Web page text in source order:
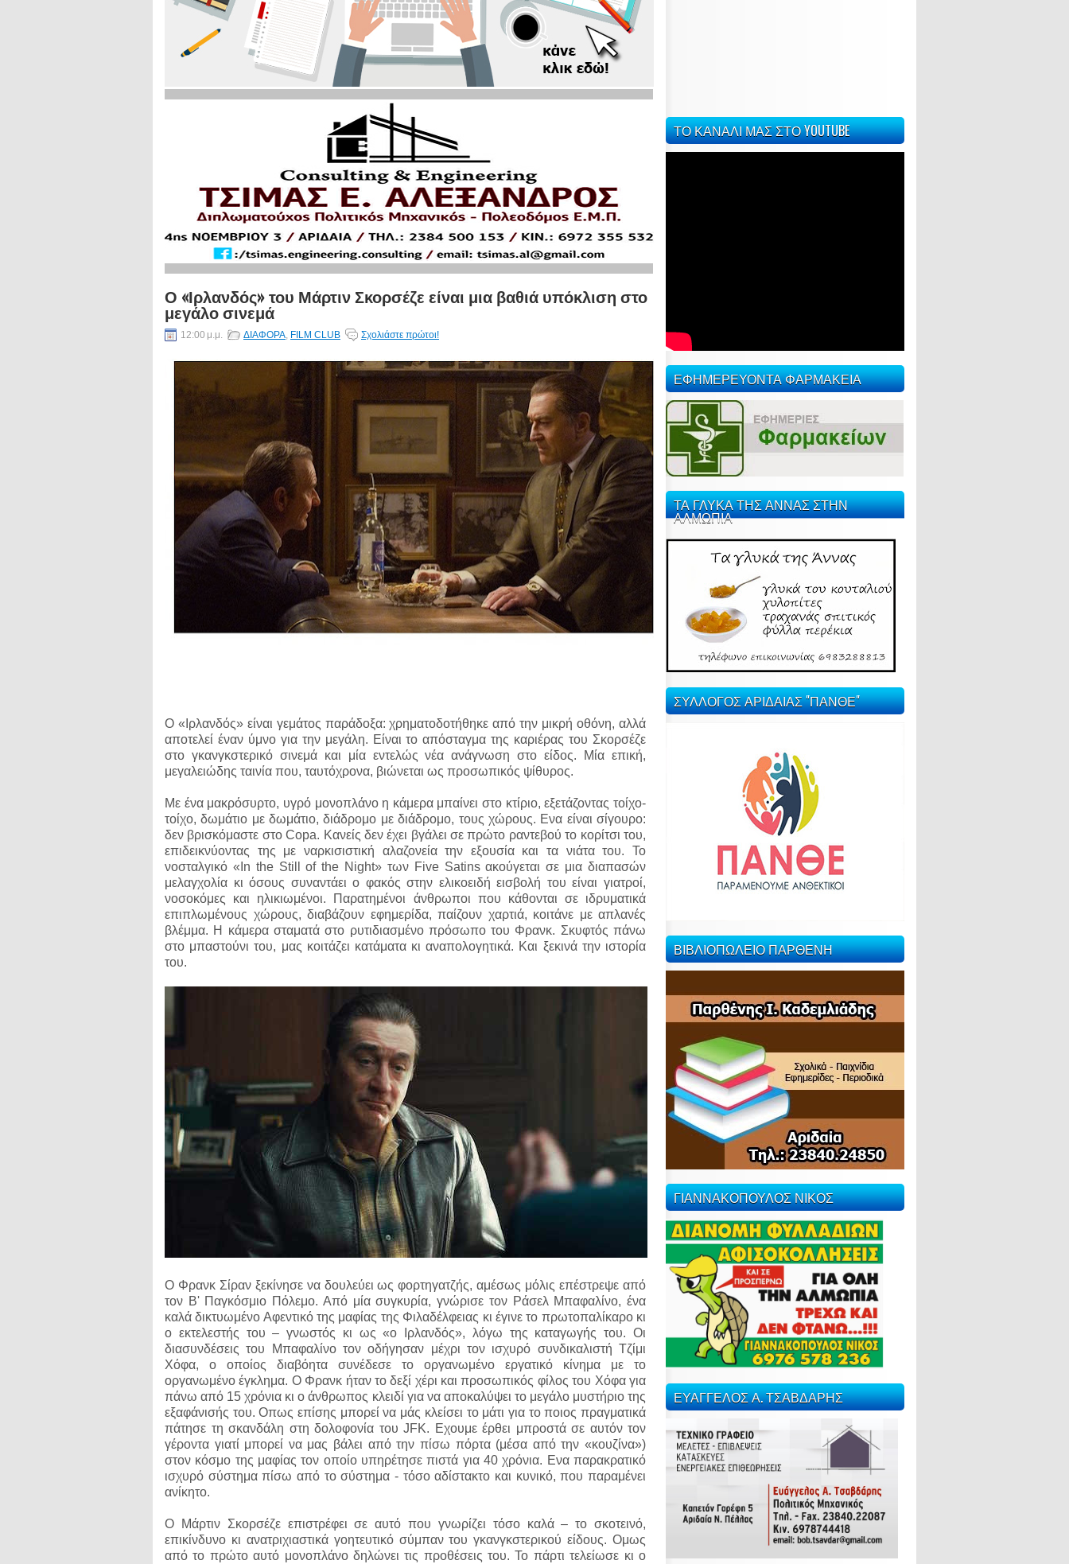
Ο «Ιρλανδός» του Μάρτιν Σκορσέζε είναι μια βαθιά υπόκλιση στο
μεγάλο σινεμά
12:00 μ.μ. ΔΙΑΦΟΡΑ, FILM CLUB Σχολιάστε πρώτοι!
Ο «Ιρλανδός» είναι γεμάτος παράδοξα: χρηματοδοτήθηκε από την μικρή οθόνη, αλλά
αποτελεί έναν ύμνο για την μεγάλη. Είναι το απόσταγμα της καριέρας του Σκορσέζε
στο γκανγκστερικό σινεμά και μία εντελώς νέα ανάγνωση στο είδος. Μία επική,
μεγαλειώδης ταινία που, ταυτόχρονα, βιώνεται ως προσωπικός ψίθυρος.
Mε ένα μακρόσυρτο, υγρό μονοπλάνο η κάμερα μπαίνει στο κτίριο, εξετάζοντας τοίχο-
τοίχο, δωμάτιο με δωμάτιο, διάδρομο με διάδρομο, τους χώρους. Ενα είναι σίγουρο:
δεν βρισκόμαστε στο Copa. Κανείς δεν έχει βγάλει σε πρώτο ραντεβού το κορίτσι του,
επιδεικνύοντας της με ναρκισιστική αλαζονεία την εξουσία και τα νιάτα του. Το
νοσταλγικό «In the Still of the Night» των Five Satins ακούγεται σε μια διαπασών
μελαγχολία κι όσους συναντάει ο φακός στην ελικοειδή εισβολή του είναι γιατροί,
νοσοκόμες και ηλικιωμένοι. Παρατημένοι άνθρωποι που κάθονται σε ιδρυματικά
επιπλωμένους χώρους, διαβάζουν εφημερίδα, παίζουν χαρτιά, κοιτάνε με απλανές
βλέμμα. Η κάμερα σταματά στο ρυτιδιασμένο πρόσωπο του Φρανκ. Σκυφτός πάνω
στο μπαστούνι του, μας κοιτάζει κατάματα κι αναπολογητικά. Και ξεκινά την ιστορία
του.
Ο Φρανκ Σίραν ξεκίνησε να δουλεύει ως φορτηγατζής, αμέσως μόλις επέστρεψε από
τον Β' Παγκόσμιο Πόλεμο. Από μία συγκυρία, γνώρισε τον Ράσελ Μπαφαλίνο, ένα
καλά δικτυωμένο Αφεντικό της μαφίας της Φιλαδέλφειας κι έγινε το πρωτοπαλίκαρο κι
ο εκτελεστής του – γνωστός κι ως «ο Ιρλανδός», λόγω της καταγωγής του. Οι
διασυνδέσεις του Μπαφαλίνο τον οδήγησαν μέχρι τον ισχυρό συνδικαλιστή Τζίμι
Χόφα, ο οποίος διαβόητα συνέδεσε το οργανωμένο εργατικό κίνημα με το
οργανωμένο έγκλημα. Ο Φρανκ ήταν το δεξί χέρι και προσωπικός φίλος του Χόφα για
πάνω από 15 χρόνια κι ο άνθρωπος κλειδί για να αποκαλύψει το μεγάλο μυστήριο της
εξαφάνισής του. Οπως επίσης μπορεί να μάς κλείσει το μάτι για το ποιος πραγματικά
πάτησε τη σκανδάλη στη δολοφονία του JFK. Εχουμε έρθει μπροστά σε αυτόν τον
γέροντα γιατί μπορεί να μας βάλει από την πίσω πόρτα (μέσα από την «κουζίνα»)
στον κόσμο της μαφίας τον οποίο υπηρέτησε πιστά για 40 χρόνια. Ενα παρακρατικό
ισχυρό σύστημα πίσω από το σύστημα - τόσο αδίστακτο και κυνικό, που παραμένει
ανίκητο.
Ο Μάρτιν Σκορσέζε επιστρέφει σε αυτό που γνωρίζει τόσο καλά – το σκοτεινό,
επικίνδυνο κι ανατριχιαστικά γοητευτικό σύμπαν του γκανγκστερικού είδους. Ομως
από το πρώτο αυτό μονοπλάνο δηλώνει τις προθέσεις του. Το πάρτι τελείωσε κι ο
ΤΟ ΚΑΝΑΛΙ ΜΑΣ ΣΤΟ YOUTUBE
ΕΦΗΜΕΡΕΥΟΝΤΑ ΦΑΡΜΑΚΕΙΑ
ΤΑ ΓΛΥΚΑ ΤΗΣ ΑΝΝΑΣ ΣΤΗΝ
ΑΛΜΩΠΙΑ
ΣΥΛΛΟΓΟΣ ΑΡΙΔΑΙΑΣ "ΠΑΝΘΕ"
ΒΙΒΛΙΟΠΩΛΕΙΟ ΠΑΡΘΕΝΗ
ΓΙΑΝΝΑΚΟΠΟΥΛΟΣ ΝΙΚΟΣ
ΕΥΑΓΓΕΛΟΣ Α. ΤΣΑΒΔΑΡΗΣ